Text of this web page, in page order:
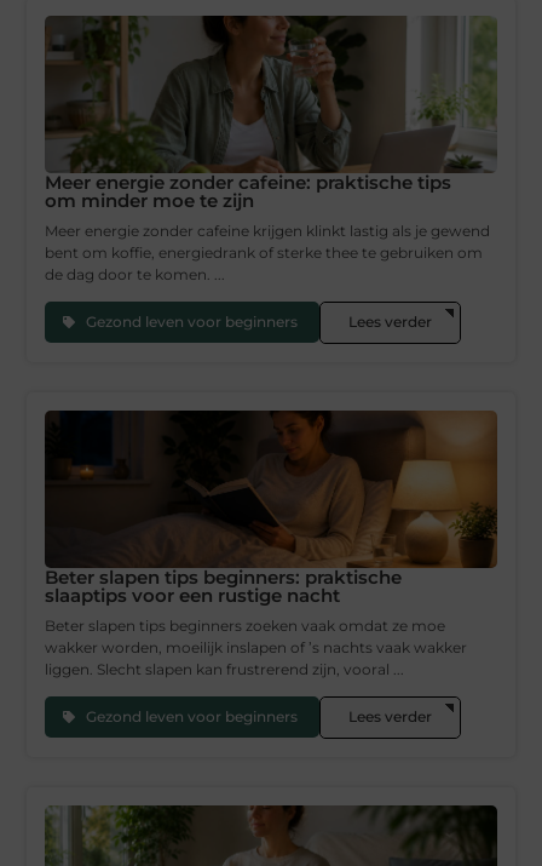
Meer energie zonder cafeine: praktische tips
om minder moe te zijn
Meer energie zonder cafeine krijgen klinkt lastig als je gewend
bent om koffie, energiedrank of sterke thee te gebruiken om
de dag door te komen. ...
Gezond leven voor beginners Lees verder
Beter slapen tips beginners: praktische
slaaptips voor een rustige nacht
Beter slapen tips beginners zoeken vaak omdat ze moe
wakker worden, moeilijk inslapen of ’s nachts vaak wakker
liggen. Slecht slapen kan frustrerend zijn, vooral ...
Gezond leven voor beginners Lees verder